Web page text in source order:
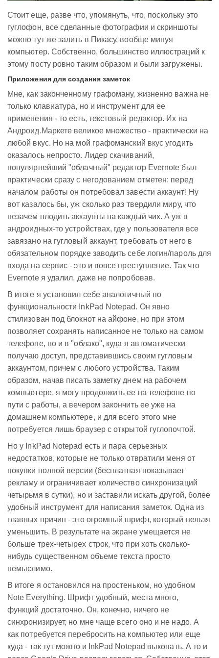
Стоит еще, разве что, упомянуть, что, поскольку это
гуглофон, все сделанные фотографии и скриншоты
можно тут же залить в Пикасу, вообще минуя
компьютер. Собственно, большинство иллюстраций к
этому посту ровно таким образом и были загружены.
Приложения для создания заметок
Мне, как законченному графоману, жизненно важна не
только клавиатура, но и инструмент для ее
применения - то есть, текстовый редактор. Их на
Андроид.Маркете великое множество - практически на
любой вкус. Но на мой графоманский вкус угодить
оказалось непросто. Лидер скачиваний,
популярнейший "облачный" редактор Evernote был
практически сразу с негодованием отметен: перед
началом работы он потребовал завести аккаунт! Ну
вот казалось бы, уж сколько раз твердили миру, что
незачем плодить аккаунты на каждый чих. А уж в
андроидных-то устройствах, где у пользователя все
завязано на гугловый аккаунт, требовать от него в
обязательном порядке заводить себе логин/пароль для
входа на сервис - это и вовсе преступление. Так что
Evernote я удалил, даже не попробовав.
В итоге я установил себе аналогичный по
функциональности InkPad Notepad. Он явно
стилизован под блокнот на айфоне, но при этом
позволяет сохранять написанное не только на самом
телефоне, но и в "облако", куда я автоматически
получаю доступ, представившись своим гугловым
аккаунтом, причем с любого устройства. Таким
образом, начав писать заметку днем на рабочем
компьютере, я могу продолжить ее на телефоне по
пути с работы, а вечером закончить ее уже на
домашнем компьютере, и для всего этого мне
потребуется лишь браузер с открытой гуглопочтой.
Но у InkPad Notepad есть и пара серьезных
недостатков, которые не только отвратили меня от
покупки полной версии (бесплатная показывает
рекламу и ограничивает количество синхронизаций
четырьмя в сутки), но и заставили искать другой, более
удобный инструмент для написания заметок. Одна из
главных причин - это огромный шрифт, который нельзя
уменьшить. В результате на экране умещается не
больше трех-четырех строк, что при хоть сколько-
нибудь существенном объеме текста просто
немыслимо.
В итоге я остановился на простеньком, но удобном
Note Everything. Шрифт удобный, места много,
функций достаточно. Он, конечно, ничего не
синхронизирует, но мне чаще всего оно и не надо. А
как потребуется перебросить на компьютер или еще
куда - так тут можно и InkPad Notepad выкопать. А то и